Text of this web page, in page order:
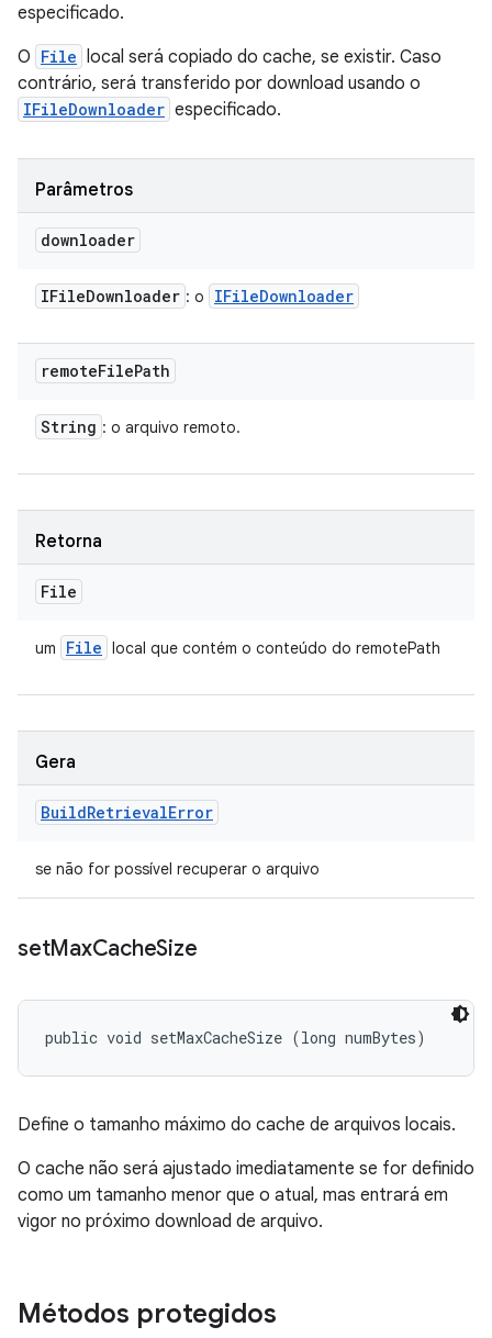
especificado.
O File local será copiado do cache, se existir. Caso
contrário, será transferido por download usando o
IFileDownloader especificado.
Parâmetros
downloader
IFileDownloader : o IFileDownloader
remoteFilePath
String : o arquivo remoto.
Retorna
File
um File local que contém o conteúdo do remotePath
Gera
BuildRetrievalError
se não for possível recuperar o arquivo
setMaxCacheSize
public void setMaxCacheSize (long numBytes)
Define o tamanho máximo do cache de arquivos locais.
O cache não será ajustado imediatamente se for definido
como um tamanho menor que o atual, mas entrará em
vigor no próximo download de arquivo.
Métodos protegidos